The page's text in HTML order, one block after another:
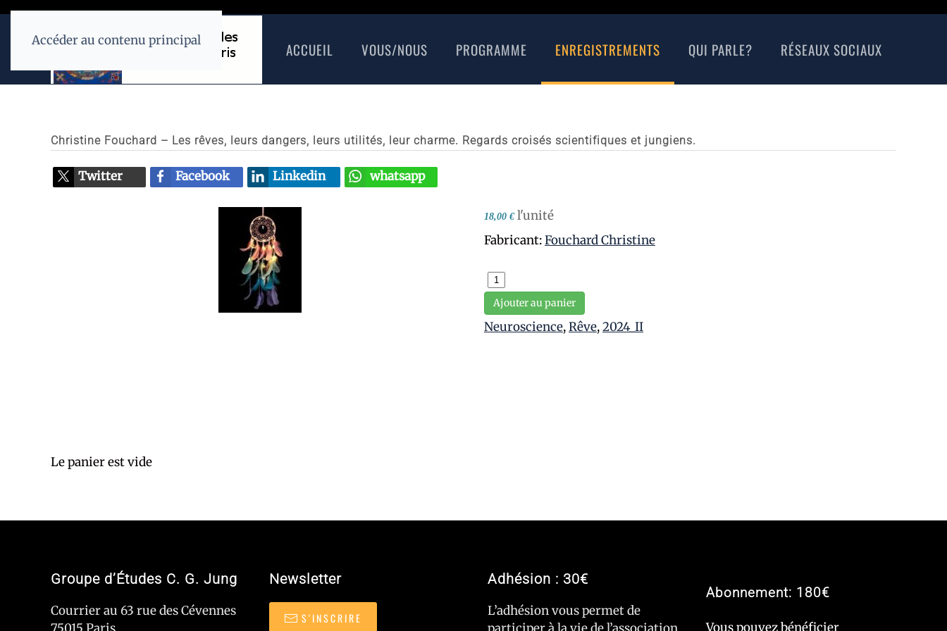
Accéder au contenu principal ACCUEIL VOUS/NOUS PROGRAMME ENREGISTREMENTS QUI PARLE? RÉSEAUX SOCIAUX
Christine Fouchard – Les rêves, leurs dangers, leurs utilités, leur charme. Regards croisés scientifiques et jungiens.
Twitter Facebook Linkedin whatsapp
18,00 € l'unité
Fabricant:Fouchard Christine
Ajouter au panier
Neuroscience,Rêve,2024_II
Le panier est vide
Groupe d’Études C. G. Jung
Courrier au 63 rue des Cévennes
Newsletter
S'INSCRIRE
Adhésion : 30€
L’adhésion vous permet de
Abonnement: 180€
Vous pouvez bénéficier